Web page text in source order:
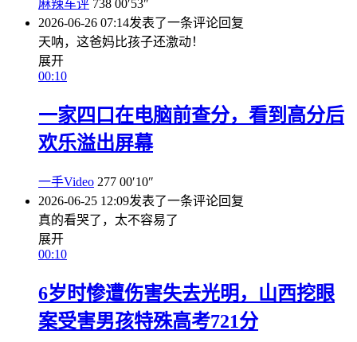
麻辣车评 738 00′53″
2026-06-26 07:14发表了一条评论回复
天呐，这爸妈比孩子还激动！
展开
00:10
一家四口在电脑前查分，看到高分后
欢乐溢出屏幕
一手Video 277 00′10″
2026-06-25 12:09发表了一条评论回复
真的看哭了，太不容易了
展开
00:10
6岁时惨遭伤害失去光明，山西挖眼
案受害男孩特殊高考721分